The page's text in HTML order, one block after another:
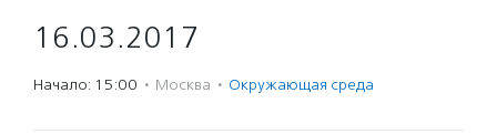
16.03.2017
Начало: 15:00 · Москва · Окружающая среда